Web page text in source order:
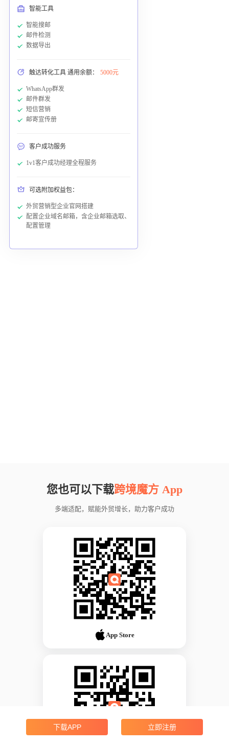
智能工具
智能搜邮
邮件检测
数据导出
触达转化工具 通用余额： 5000元
WhatsApp群发
邮件群发
短信营销
邮寄宣传册
客户成功服务
1v1客户成功经理全程服务
可选附加权益包：
外贸营销型企业官网搭建
配置企业域名邮箱，含企业邮箱选取、
配置管理
您也可以下载跨境魔方 App
多端适配，赋能外贸增长，助力客户成功
App Store
下载APP 立即注册